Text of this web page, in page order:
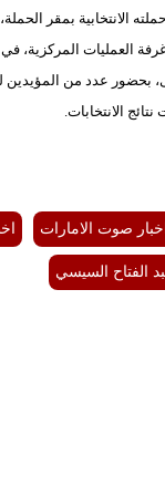
الانتخابية بمقر
غرفة العمليات المركزية،
عدد من المؤيدين
نتائج الانتخابات.
صوت الامارات
الفتاح السيسي